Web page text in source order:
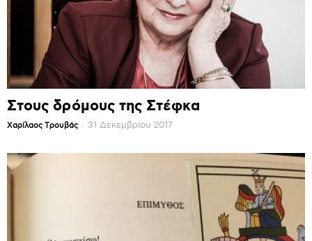
Στους δρόμους της Στέφκα
Χαρίλαος Τρουβάς - 31 Δεκεμβρίου 2017